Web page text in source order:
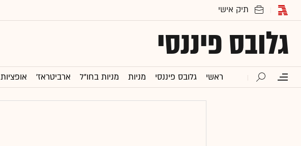
גלובס פיננסי
ראשי גלובס פיננסי מניות מניות בחו"ל ארביטראז' אופציות